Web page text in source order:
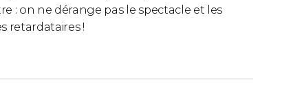
: on ne dérange pas le spectacle et les
retardataires !